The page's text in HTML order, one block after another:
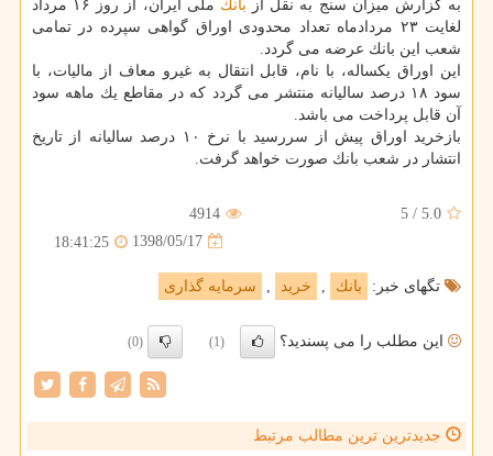
به گزارش میزان سنج به نقل از بانك
ملی ایران، از روز ۱۶ مرداد
لغایت ۲۳ مردادماه تعداد محدودی اوراق گواهی سپرده در تمامی
شعب این بانك عرضه می گردد.
این اوراق یكساله، با نام، قابل انتقال به غیرو معاف از مالیات، با
سود ۱۸ درصد سالیانه منتشر می گردد كه در مقاطع یك ماهه سود
آن قابل پرداخت می باشد.
بازخرید اوراق پیش از سررسید با نرخ ۱۰ درصد سالیانه از تاریخ
انتشار در شعب بانك صورت خواهد گرفت.
5.0
/
5
4914
1398/05/17
18:41:25
تگهای خبر: بانك , خرید , سرمایه گذاری
این مطلب را می پسندید؟ (1)
(0)
جدیدترین ترین مطالب مرتبط